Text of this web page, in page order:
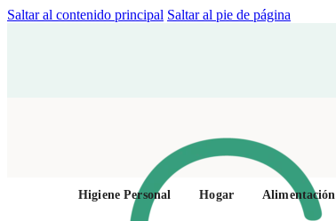
Saltar al contenido principal Saltar al pie de página
Higiene Personal Hogar Alimentación